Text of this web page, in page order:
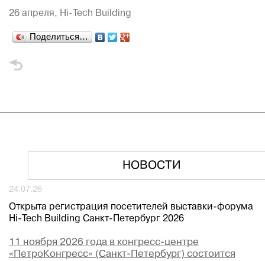
26 апреля, Hi-Tech Building
Поделиться…
НОВОСТИ
24.07.26
Открыта регистрация посетителей выставки-форума
Hi-Tech Building Санкт-Петербург 2026
11 ноября 2026 года в конгресс-центре
«ПетроКонгресс» (Санкт-Петербург) состоится